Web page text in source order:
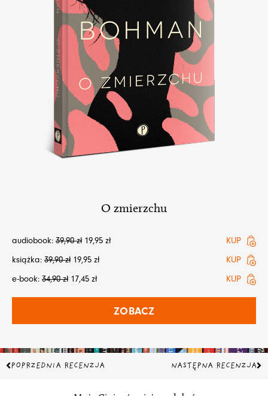
O zmierzchu
audiobook: 39,90zł 19,95 zł
KUP
książka: 39,90zł 19,95 zł
KUP
e-book: 34,90zł 17,45 zł KUP
ZOBACZ
Prev
POPRZEDNIA RECENZJA NASTĘPNA RECENZJA